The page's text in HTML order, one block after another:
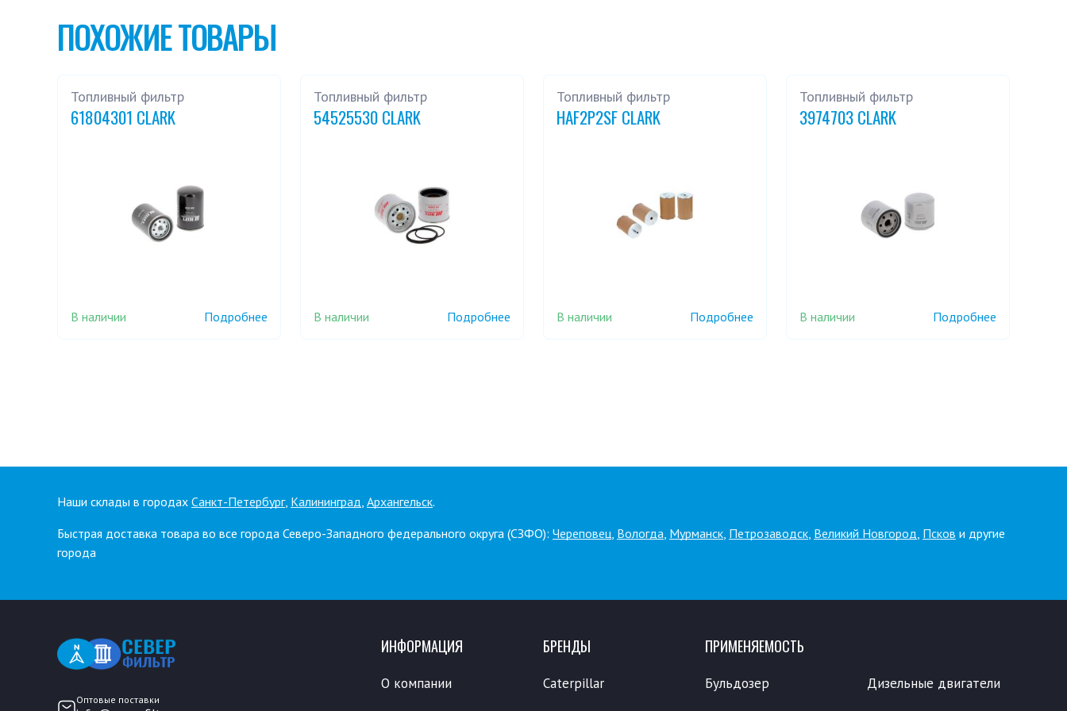
ПОХОЖИЕ ТОВАРЫ
Топливный фильтр
61804301 CLARK
В наличии Подробнее
Топливный фильтр
54525530 CLARK
В наличии Подробнее
Топливный фильтр
HAF2P2SF CLARK
В наличии Подробнее
Топливный фильтр
3974703 CLARK
В наличии Подробнее
Наши склады в городах Санкт-Петербург, Калининград, Архангельск.
Быстрая доставка товара во все города Северо-Западного федерального округа (СЗФО): Череповец, Вологда, Мурманск, Петрозаводск, Великий Новгород, Псков и другие
города
Оптовые поставки
ИНФОРМАЦИЯ
О компании
БРЕНДЫ
Caterpillar
ПРИМЕНЯЕМОСТЬ
Бульдозер
Дизельные двигатели